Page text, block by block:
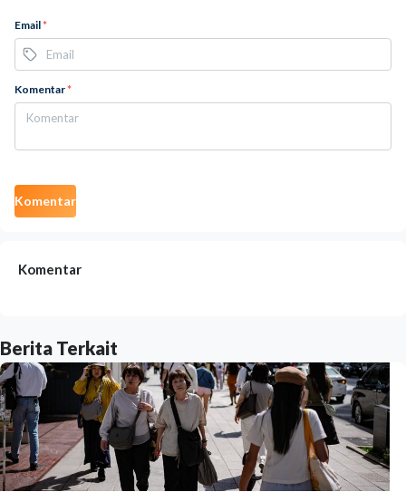
Email*
Komentar*
Komentar
Komentar
Berita Terkait